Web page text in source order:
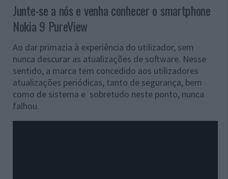
Junte-se a nós e venha conhecer o smartphone
Nokia 9 PureView
Ao dar primazia à experiência do utilizador, sem
nunca descurar as atualizações de software. Nesse
sentido, a marca tem concedido aos utilizadores
atualizações periódicas, tanto de segurança, bem
como de sistema e sobretudo neste ponto, nunca
falhou.